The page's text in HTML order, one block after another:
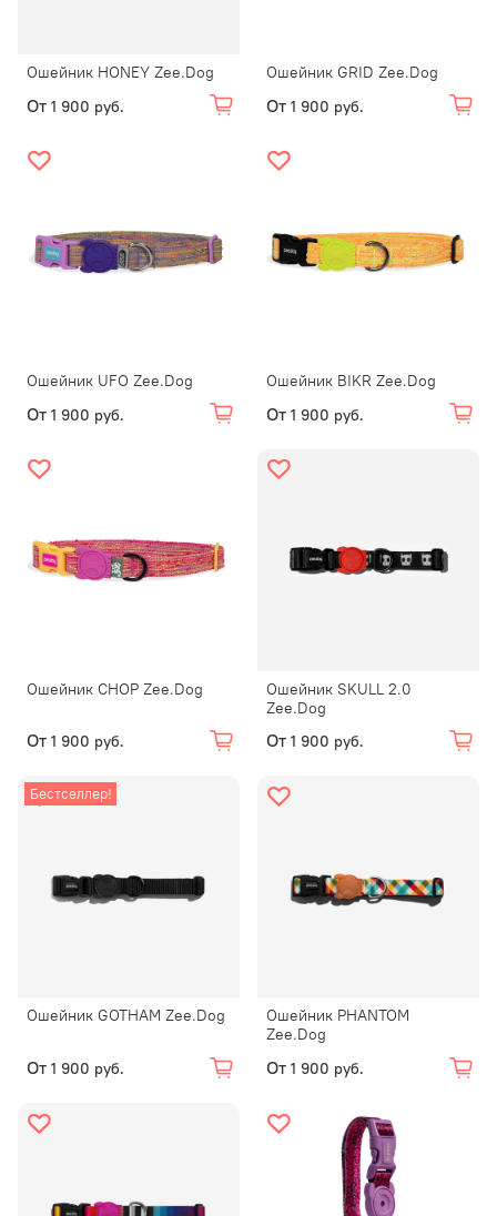
Ошейник HONEY Zee.Dog
От 1 900 руб.
Ошейник GRID Zee.Dog
От 1 900 руб.
Ошейник UFO Zee.Dog
От 1 900 руб.
Ошейник BIKR Zee.Dog
От 1 900 руб.
Ошейник CHOP Zee.Dog
От 1 900 руб.
Ошейник SKULL 2.0
Zee.Dog
От 1 900 руб.
Бестселлер!
Ошейник GOTHAM Zee.Dog
От 1 900 руб.
Ошейник PHANTOM
Zee.Dog
От 1 900 руб.